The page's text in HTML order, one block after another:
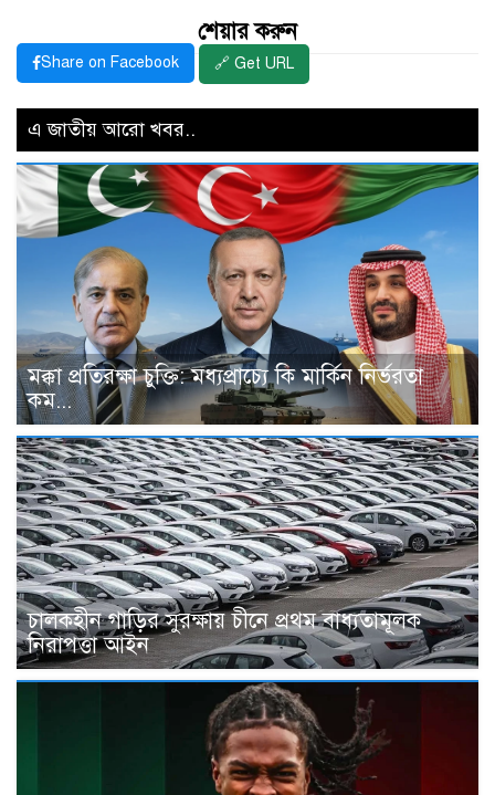
শেয়ার করুন
Share on Facebook 🔗 Get URL
এ জাতীয় আরো খবর..
মক্কা প্রতিরক্ষা চুক্তি: মধ্যপ্রাচ্যে কি মার্কিন নির্ভরতা
কম...
চালকহীন গাড়ির সুরক্ষায় চীনে প্রথম বাধ্যতামূলক
নিরাপত্তা আইন